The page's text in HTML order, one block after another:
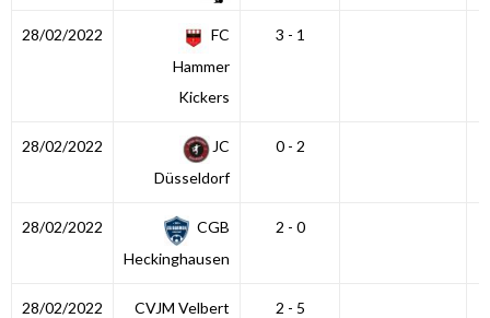
28/02/2022
FC
Hammer
Kickers
3 - 1
28/02/2022
JC
Düsseldorf
0 - 2
28/02/2022
CGB
Heckinghausen
2 - 0
28/02/2022 CVJM Velbert 2 - 5